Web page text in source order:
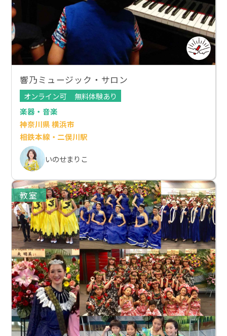
響乃ミュージック・サロン
オンライン可
無料体験あり
楽器・音楽
神奈川県 横浜市
相鉄本線・二俣川駅
いのせまりこ
教室